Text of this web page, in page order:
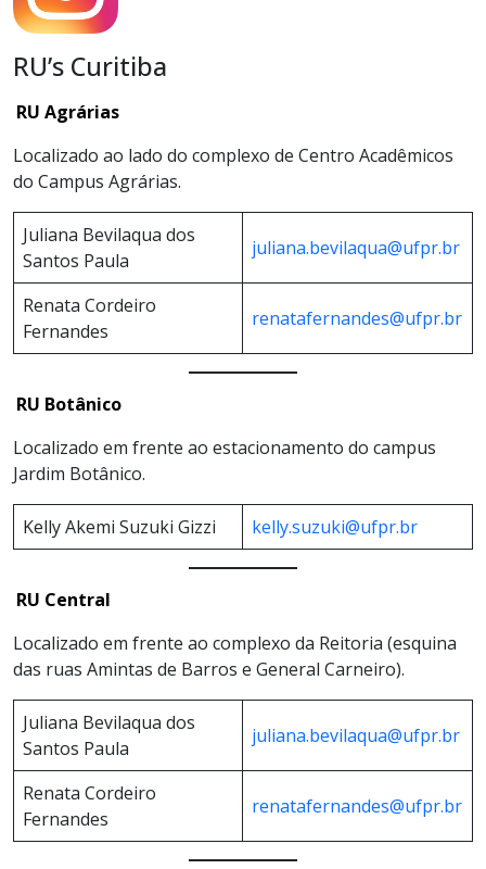
RU’s Curitiba
RU Agrárias
Localizado ao lado do complexo de Centro Acadêmicos
do Campus Agrárias.
Juliana Bevilaqua dos
Santos Paula
juliana.bevilaqua@ufpr.br
Renata Cordeiro
Fernandes
renatafernandes@ufpr.br
RU Botânico
Localizado em frente ao estacionamento do campus
Jardim Botânico.
Kelly Akemi Suzuki Gizzi kelly.suzuki@ufpr.br
RU Central
Localizado em frente ao complexo da Reitoria (esquina
das ruas Amintas de Barros e General Carneiro).
Juliana Bevilaqua dos
Santos Paula
juliana.bevilaqua@ufpr.br
Renata Cordeiro
Fernandes
renatafernandes@ufpr.br